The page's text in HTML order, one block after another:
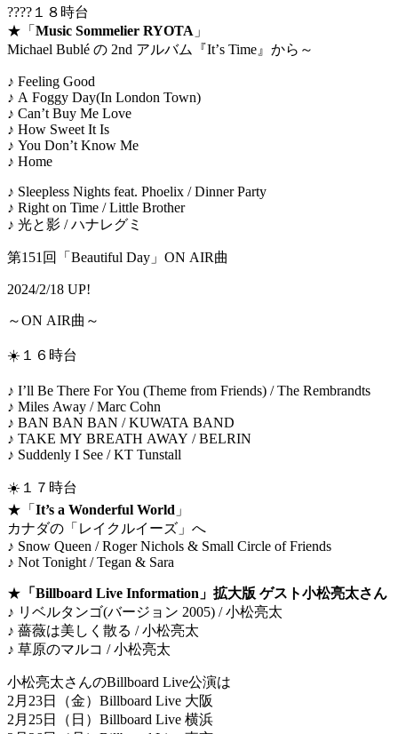
????１８時台
★「 Music Sommelier RYOTA 」
Michael Bublé の 2nd アルバム『Itʼs Time』から～
♪ Feeling Good
♪ A Foggy Day(In London Town)
♪ Can’t Buy Me Love
♪ How Sweet It Is
♪ You Don’t Know Me
♪ Home
♪ Sleepless Nights feat. Phoelix / Dinner Party
♪ Right on Time / Little Brother
♪ 光と影 / ハナレグミ
第151回「Beautiful Day」ON AIR曲
2024/2/18 UP!
～ON AIR曲～
☀️１６時台
♪ I’ll Be There For You (Theme from Friends) / The Rembrandts
♪ Miles Away / Marc Cohn
♪ BAN BAN BAN / KUWATA BAND
♪ TAKE MY BREATH AWAY / BELRIN
♪ Suddenly I See / KT Tunstall
☀️１７時台
★「 It’s a Wonderful World 」
カナダの「レイクルイーズ」へ
♪ Snow Queen / Roger Nichols & Small Circle of Friends
♪ Not Tonight / Tegan & Sara
★ 「Billboard Live Information」拡大版 ゲスト小松亮太さん
♪ リベルタンゴ(バージョン 2005) / 小松亮太
♪ 薔薇は美しく散る / 小松亮太
♪ 草原のマルコ / 小松亮太
小松亮太さんのBillboard Live公演は
2月23日（金）Billboard Live 大阪
2月25日（日）Billboard Live 横浜